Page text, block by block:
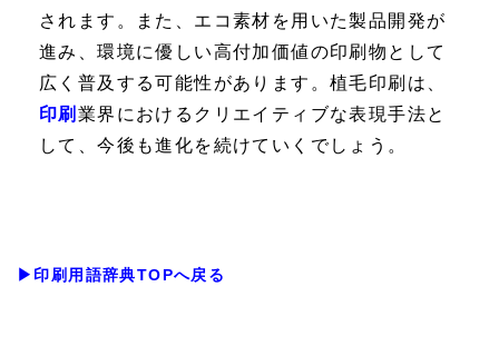
されます。また、エコ素材を用いた製品開発が
進み、環境に優しい高付加価値の印刷物として
広く普及する可能性があります。植毛印刷は、
印刷 業界におけるクリエイティブな表現手法と
して、今後も進化を続けていくでしょう。
▶印刷用語辞典TOPへ戻る